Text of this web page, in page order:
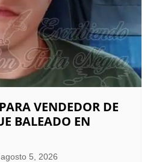
VENDEDOR DE
BALEADO EN
agosto 5, 2026